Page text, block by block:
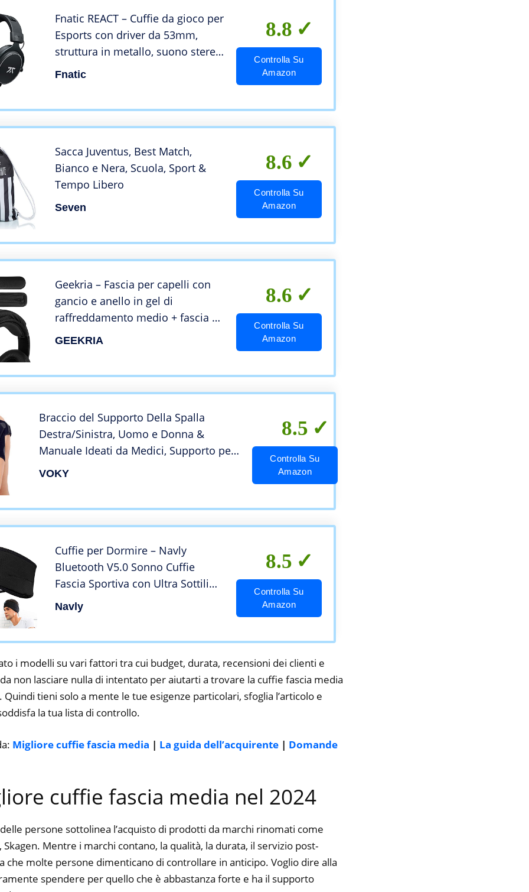
Fnatic REACT – Cuffie da gioco per
Esports con driver da 53mm,
struttura in metallo, suono stereo
preciso, microfono staccabile,
Fnatic
8.8
Controlla Su
Amazon
Sacca Juventus, Best Match,
Bianco e Nera, Scuola, Sport &
Tempo Libero
Seven
8.6
Controlla Su
Amazon
Geekria – Fascia per capelli con
gancio e anello in gel di
raffreddamento medio + fascia di
protezione per archetto con
GEEKRIA
8.6
Controlla Su
Amazon
Braccio del Supporto Della Spalla
Destra/Sinistra, Uomo e Donna &
Manuale Ideati da Medici, Supporto per
Articolazione AC
VOKY
8.5
Controlla Su
Amazon
Cuffie per Dormire – Navly
Bluetooth V5.0 Sonno Cuffie
Fascia Sportiva con Ultra Sottili
HD Stereo Altoparlanti,Perfette
per Sport, Traversine Laterali,
Navly
8.5
Controlla Su
Amazon
i modelli su vari fattori tra cui budget, durata, recensioni dei clienti e
non lasciare nulla di intentato per aiutarti a trovare la cuffie fascia media
Quindi tieni solo a mente le tue esigenze particolari, sfoglia l’articolo e
la tua lista di controllo.
Migliore cuffie fascia media | La guida dell’acquirente | Domande
cuffie fascia media nel 2024
persone sottolinea l’acquisto di prodotti da marchi rinomati come
Mentre i marchi contano, la qualità, la durata, il servizio post-
che molte persone dimenticano di controllare in anticipo. Voglio dire alla
spendere per quello che è abbastanza forte e ha il supporto